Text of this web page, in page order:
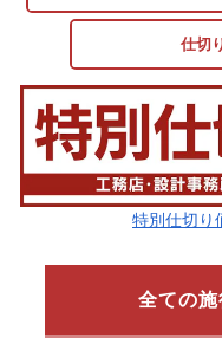
仕切
特別仕切り
全ての